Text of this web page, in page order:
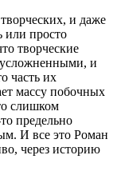
и даже
или просто
творческие
и
часть их
массу побочных
слишком
предельно
И все это Роман
через историю